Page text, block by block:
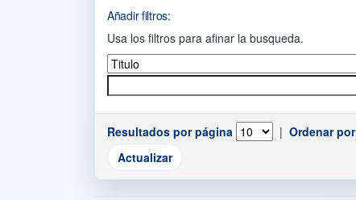
Añadir filtros:
Usa los filtros para afinar la busqueda.
Resultados por página | Ordenar por